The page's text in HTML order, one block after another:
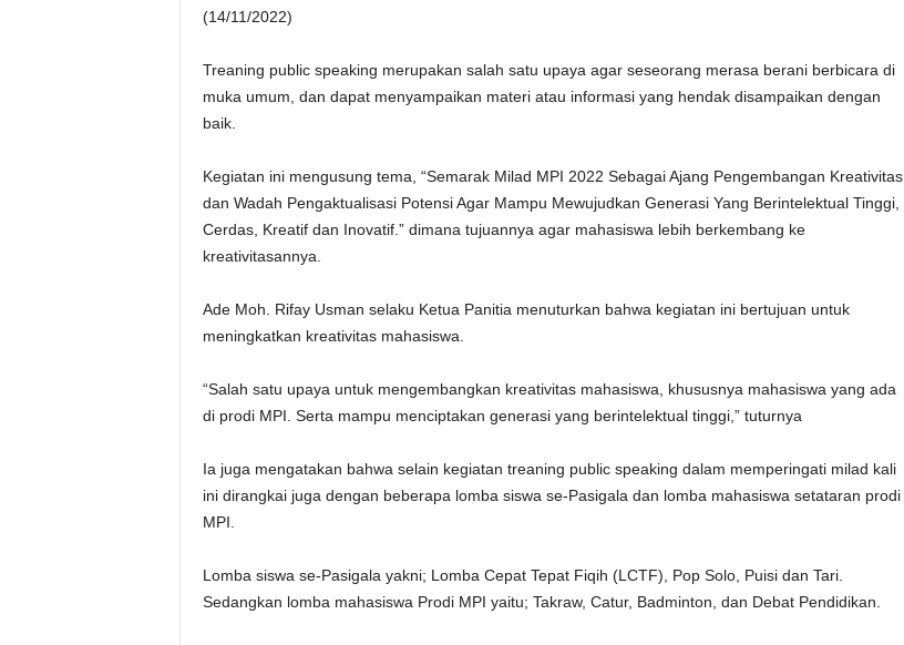
(14/11/2022)
Treaning public speaking merupakan salah satu upaya agar seseorang merasa berani berbicara di
muka umum, dan dapat menyampaikan materi atau informasi yang hendak disampaikan dengan
baik.
Kegiatan ini mengusung tema, “Semarak Milad MPI 2022 Sebagai Ajang Pengembangan Kreativitas
dan Wadah Pengaktualisasi Potensi Agar Mampu Mewujudkan Generasi Yang Berintelektual Tinggi,
Cerdas, Kreatif dan Inovatif.” dimana tujuannya agar mahasiswa lebih berkembang ke
kreativitasannya.
Ade Moh. Rifay Usman selaku Ketua Panitia menuturkan bahwa kegiatan ini bertujuan untuk
meningkatkan kreativitas mahasiswa.
“Salah satu upaya untuk mengembangkan kreativitas mahasiswa, khususnya mahasiswa yang ada
di prodi MPI. Serta mampu menciptakan generasi yang berintelektual tinggi,” tuturnya
Ia juga mengatakan bahwa selain kegiatan treaning public speaking dalam memperingati milad kali
ini dirangkai juga dengan beberapa lomba siswa se-Pasigala dan lomba mahasiswa setataran prodi
MPI.
Lomba siswa se-Pasigala yakni; Lomba Cepat Tepat Fiqih (LCTF), Pop Solo, Puisi dan Tari.
Sedangkan lomba mahasiswa Prodi MPI yaitu; Takraw, Catur, Badminton, dan Debat Pendidikan.